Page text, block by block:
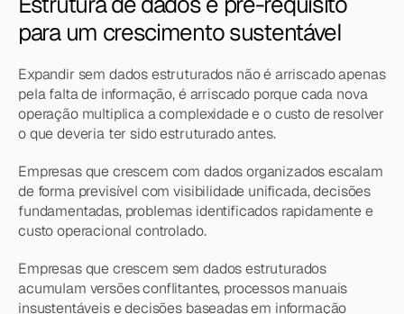
para um crescimento sustentável
Expandir sem dados estruturados não é arriscado apenas
pela falta de informação, é arriscado porque cada nova
operação multiplica a complexidade e o custo de resolver
o que deveria ter sido estruturado antes.
Empresas que crescem com dados organizados escalam
de forma previsível com visibilidade unificada, decisões
fundamentadas, problemas identificados rapidamente e
custo operacional controlado.
Empresas que crescem sem dados estruturados
acumulam versões conflitantes, processos manuais
insustentáveis e decisões baseadas em informação